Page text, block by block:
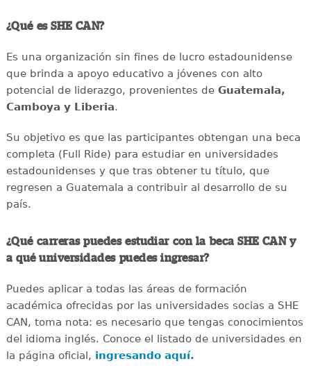
¿Qué es SHE CAN?
Es una organización sin fines de lucro estadounidense
que brinda a apoyo educativo a jóvenes con alto
potencial de liderazgo, provenientes deGuatemala,
Camboya y Liberia.
Su objetivo es que las participantes obtengan una beca
completa (Full Ride) para estudiar en universidades
estadounidenses y que tras obtener tu título, que
regresen a Guatemala a contribuir al desarrollo de su
país.
¿Qué carreras puedes estudiar con la beca SHE CAN y
a qué universidades puedes ingresar?
Puedes aplicar a todas las áreas de formación
académica ofrecidas por las universidades socias a SHE
CAN, toma nota: es necesario que tengas conocimientos
del idioma inglés. Conoce el listado de universidades en
la página oficial, ingresando aquí.